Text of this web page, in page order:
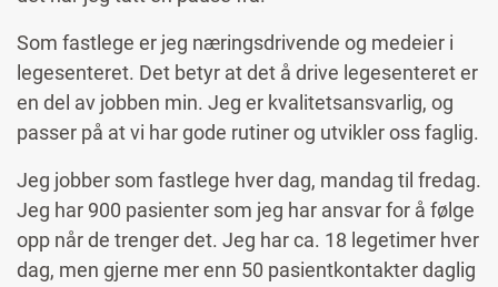
Som fastlege er jeg næringsdrivende og medeier i
legesenteret. Det betyr at det å drive legesenteret er
en del av jobben min. Jeg er kvalitetsansvarlig, og
passer på at vi har gode rutiner og utvikler oss faglig.
Jeg jobber som fastlege hver dag, mandag til fredag.
Jeg har 900 pasienter som jeg har ansvar for å følge
opp når de trenger det. Jeg har ca. 18 legetimer hver
dag, men gjerne mer enn 50 pasientkontakter daglig